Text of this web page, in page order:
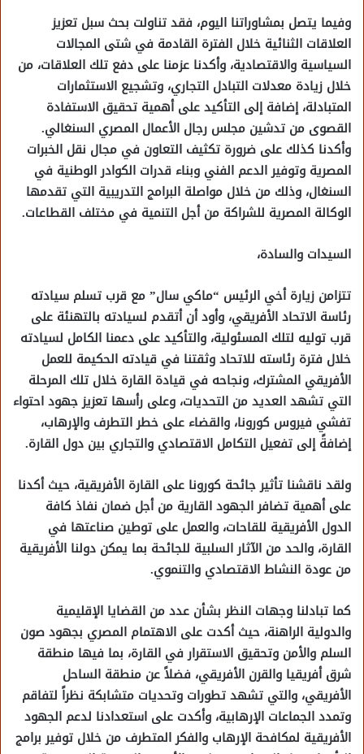
وفيما يتصل بمشاوراتنا اليوم، فقد تناولت بحث سبل تعزيز
العلاقات الثنائية خلال الفترة القادمة في شتى المجالات
السياسية والاقتصادية، وأكدنا عزمنا على دفع تلك العلاقات، من
خلال زيادة معدلات التبادل التجاري، وتشجيع الاستثمارات
المتبادلة، إضافة إلى التأكيد على أهمية تحقيق الاستفادة
القصوى من تدشين مجلس رجال الأعمال المصري السنغالي.
وأكدنا كذلك على ضرورة تكثيف التعاون في مجال نقل الخبرات
المصرية وتوفير الدعم الفني وبناء قدرات الكوادر الوطنية في
السنغال، وذلك من خلال مواصلة البرامج التدريبية التي تقدمها
الوكالة المصرية للشراكة من أجل التنمية في مختلف القطاعات.
السيدات والسادة،
تتزامن زيارة أخي الرئيس “ماكي سال” مع قرب تسلم سيادته
رئاسة الاتحاد الأفريقي، وأود أن أتقدم لسيادته بالتهنئة على
قرب توليه لتلك المسئولية، والتأكيد على دعمنا الكامل لسيادته
خلال فترة رئاسته للاتحاد وثقتنا في قيادته الحكيمة للعمل
الأفريقي المشترك، ونجاحه في قيادة القارة خلال تلك المرحلة
التي تشهد العديد من التحديات، وعلى رأسها تعزيز جهود احتواء
تفشي فيروس كورونا، والقضاء على خطر التطرف والإرهاب،
إضافةً إلى تفعيل التكامل الاقتصادي والتجاري بين دول القارة.
ولقد ناقشنا تأثير جائحة كورونا على القارة الأفريقية، حيث أكدنا
على أهمية تضافر الجهود القارية من أجل ضمان نفاذ كافة
الدول الأفريقية للقاحات، والعمل على توطين صناعتها في
القارة، والحد من الآثار السلبية للجائحة بما يمكن دولنا الأفريقية
من عودة النشاط الاقتصادي والتنموي.
كما تبادلنا وجهات النظر بشأن عدد من القضايا الإقليمية
والدولية الراهنة، حيث أكدت على الاهتمام المصري بجهود صون
السلم والأمن وتحقيق الاستقرار في القارة، بما فيها منطقة
شرق أفريقيا والقرن الأفريقي، فضلاً عن منطقة الساحل
الأفريقي، والتي تشهد تطورات وتحديات متشابكة نظراً لتفاقم
وتمدد الجماعات الإرهابية، وأكدت على استعدادنا لدعم الجهود
الأفريقية لمكافحة الإرهاب والفكر المتطرف من خلال توفير برامج